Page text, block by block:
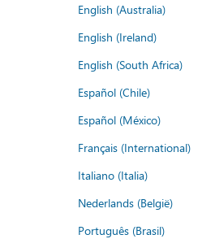
English (Australia)
English (Ireland)
English (South Africa)
Español (Chile)
Español (México)
Français (International)
Italiano (Italia)
Nederlands (België)
Português (Brasil)